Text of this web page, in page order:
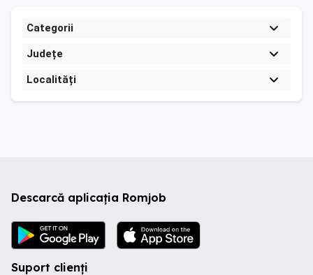
Categorii
Județe
Localități
Descarcă aplicația Romjob
Suport clienți